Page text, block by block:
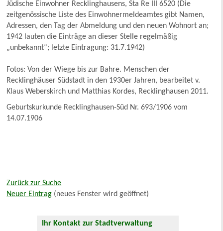
Jüdische Einwohner Recklinghausens, Sta Re III 6520 (Die
zeitgenössische Liste des Einwohnermeldeamtes gibt Namen,
Adressen, den Tag der Abmeldung und den neuen Wohnort an;
1942 lauten die Einträge an dieser Stelle regelmäßig
„unbekannt“; letzte Eintragung: 31.7.1942)
Fotos: Von der Wiege bis zur Bahre. Menschen der
Recklinghäuser Südstadt in den 1930er Jahren, bearbeitet v.
Klaus Weberskirch und Matthias Kordes, Recklinghausen 2011.
Geburtskurkunde Recklinghausen-Süd Nr. 693/1906 vom
14.07.1906
Zurück zur Suche
Neuer Eintrag (neues Fenster wird geöffnet)
Ihr Kontakt zur Stadtverwaltung